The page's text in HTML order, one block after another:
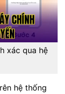
xác qua hệ
hệ thống